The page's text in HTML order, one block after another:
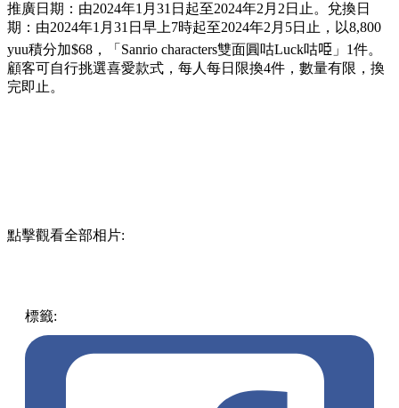
推廣日期：由2024年1月31日起至2024年2月2日止。兌換日
期：由2024年1月31日早上7時起至2024年2月5日止，以8,800
yuu積分加$68，「Sanrio characters雙面圓咕Luck咕𠱸」1件。
顧客可自行挑選喜愛款式，每人每日限換4件，數量有限，換
完即止。
點擊觀看全部相片:
標籤: